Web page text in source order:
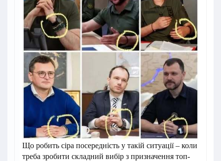
Що робить сіра посередність у такій ситуації – коли
треба зробити складний вибір з призначення топ-